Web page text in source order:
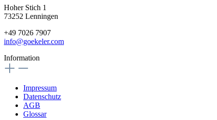
Hoher Stich 1
73252 Lenningen
+49 7026 7907
info@goekeler.com
Information
Impressum
Datenschutz
AGB
Glossar